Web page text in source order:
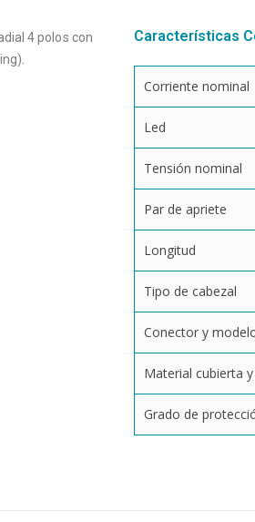
4 polos con
Características
Corriente nominal
Led
Tensión nominal
Par de apriete
Longitud
Tipo de cabezal
Conector y
Material cubierta
Grado de